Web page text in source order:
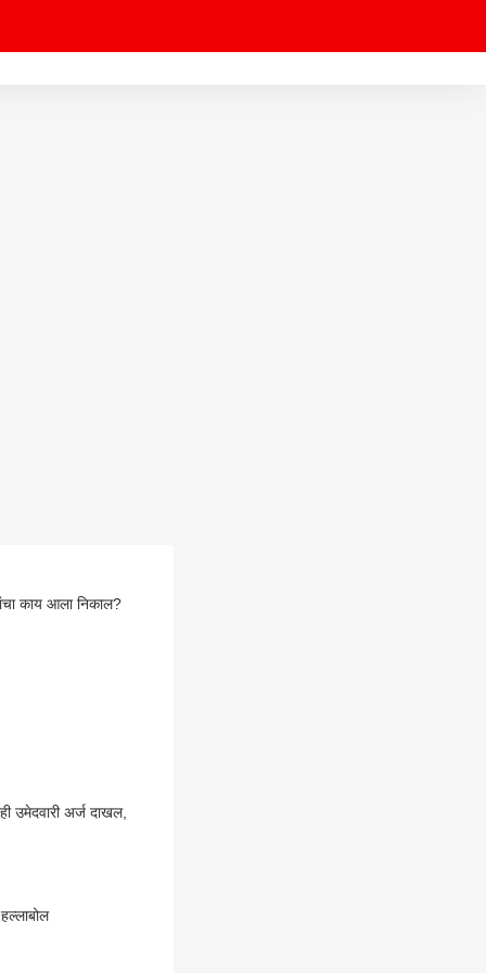
काय आला निकाल?
उमेदवारी अर्ज दाखल,